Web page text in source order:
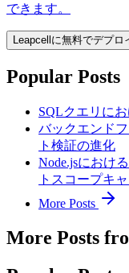
できます。
Leapcellに無料でデプロ
Popular Posts
SQLクエリに
バックエンド
ト検証の進化
Node.jsにおけ
トスコープキ
More Posts
More Posts